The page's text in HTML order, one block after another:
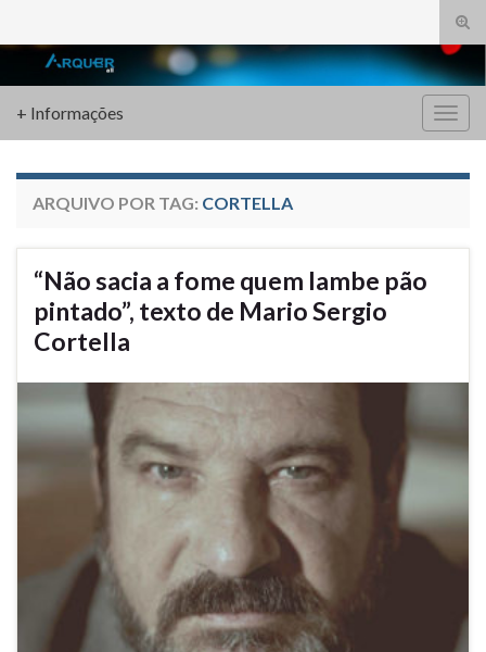
de
Search for:
+ Informações
ARQUIVO POR TAG: CORTELLA
“Não sacia a fome quem lambe pão
pintado”, texto de Mario Sergio
Cortella